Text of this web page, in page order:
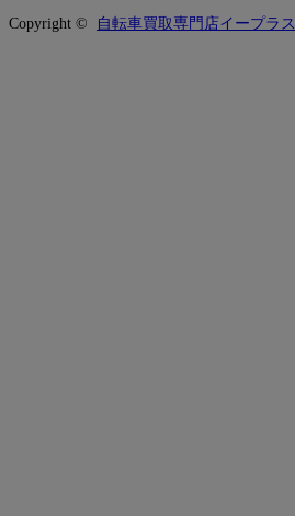
Copyright © 自転車買取専門店イープラス